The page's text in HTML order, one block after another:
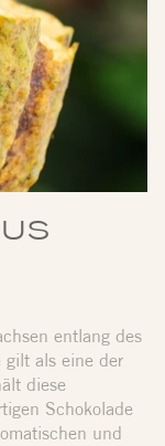
entlang des
gilt als eine der
diese
Schokolade
und